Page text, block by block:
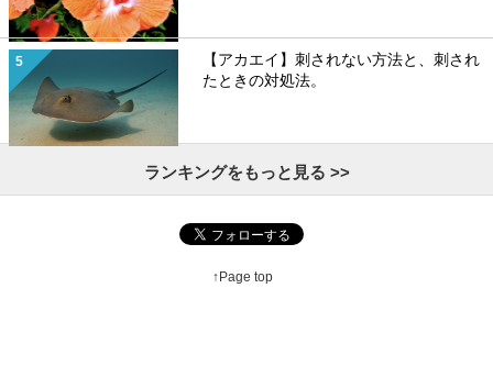
【アカエイ】刺されない方法と、刺され
たときの対処法。
ランキングをもっと見る >>
↑Page top